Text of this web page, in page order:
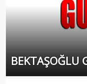
BEKTAŞOĞLU